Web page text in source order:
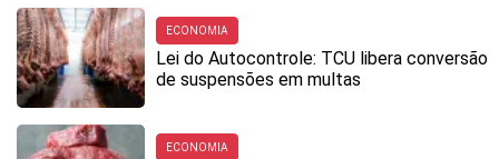
ECONOMIA
Lei do Autocontrole: TCU libera conversão
de suspensões em multas
ECONOMIA